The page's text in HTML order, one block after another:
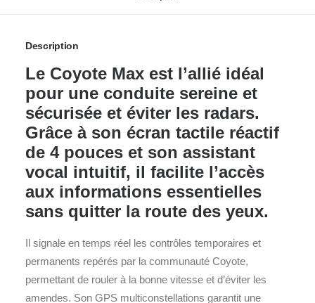
Description
Le Coyote Max est l’allié idéal
pour une conduite sereine et
sécurisée et éviter les radars.
Grâce à son écran tactile réactif
de 4 pouces et son assistant
vocal intuitif, il facilite l’accès
aux informations essentielles
sans quitter la route des yeux.
Il signale en temps réel les contrôles temporaires et
permanents repérés par la communauté Coyote,
permettant de rouler à la bonne vitesse et d’éviter les
amendes. Son GPS multiconstellations garantit une